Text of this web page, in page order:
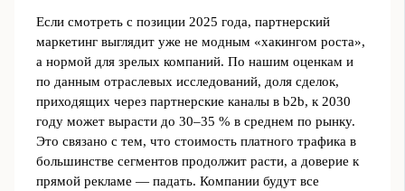
Если смотреть с позиции 2025 года, партнерский
маркетинг выглядит уже не модным «хакингом роста»,
а нормой для зрелых компаний. По нашим оценкам и
по данным отраслевых исследований, доля сделок,
приходящих через партнерские каналы в b2b, к 2030
году может вырасти до 30–35 % в среднем по рынку.
Это связано с тем, что стоимость платного трафика в
большинстве сегментов продолжит расти, а доверие к
прямой рекламе — падать. Компании будут все